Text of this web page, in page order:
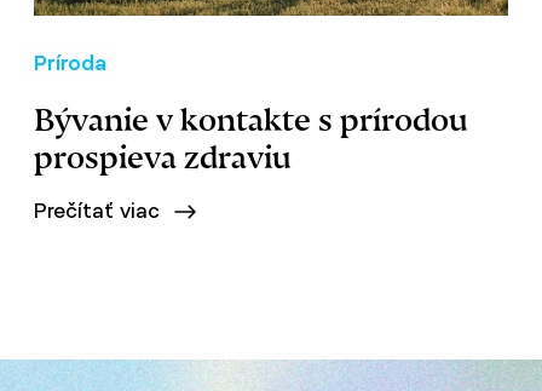
Príroda
Bývanie v kontakte s prírodou
prospieva zdraviu
Prečítať viac